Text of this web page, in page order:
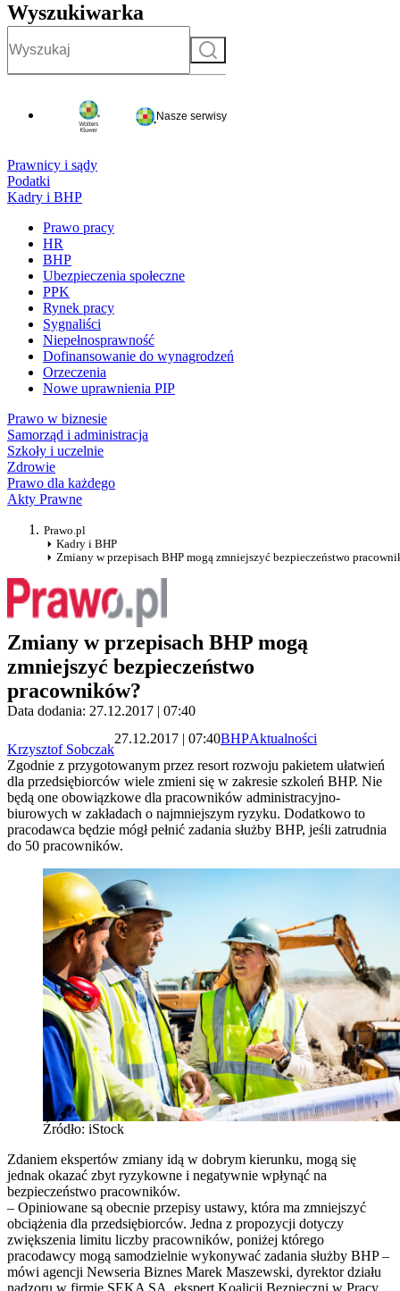
Wyszukiwarka
Szukaj
Nasze serwisy
Prawnicy i sądy
Podatki
Kadry i BHP
Prawo pracy
HR
BHP
Ubezpieczenia społeczne
PPK
Rynek pracy
Sygnaliści
Niepełnosprawność
Dofinansowanie do wynagrodzeń
Orzeczenia
Nowe uprawnienia PIP
Prawo w biznesie
Samorząd i administracja
Szkoły i uczelnie
Zdrowie
Prawo dla każdego
Akty Prawne
Prawo.pl
Kadry i BHP
Zmiany w przepisach BHP mogą zmniejszyć bezpieczeństwo
Zmiany w przepisach BHP mogą
zmniejszyć bezpieczeństwo
pracowników?
Data dodania: 27.12.2017 | 07:40
Krzysztof Sobczak
27.12.2017 | 07:40BHPAktualności
Zgodnie z przygotowanym przez resort rozwoju pakietem ułatwień
dla przedsiębiorców wiele zmieni się w zakresie szkoleń BHP. Nie
będą one obowiązkowe dla pracowników administracyjno-
biurowych w zakładach o najmniejszym ryzyku. Dodatkowo to
pracodawca będzie mógł pełnić zadania służby BHP, jeśli zatrudnia
do 50 pracowników.
Źródło: iStock
Zdaniem ekspertów zmiany idą w dobrym kierunku, mogą się
jednak okazać zbyt ryzykowne i negatywnie wpłynąć na
bezpieczeństwo pracowników.
– Opiniowane są obecnie przepisy ustawy, która ma zmniejszyć
obciążenia dla przedsiębiorców. Jedna z propozycji dotyczy
zwiększenia limitu liczby pracowników, poniżej którego
pracodawcy mogą samodzielnie wykonywać zadania służby BHP –
mówi agencji Newseria Biznes Marek Maszewski, dyrektor działu
nadzoru w firmie SEKA SA, ekspert Koalicji Bezpieczni w Pracy.